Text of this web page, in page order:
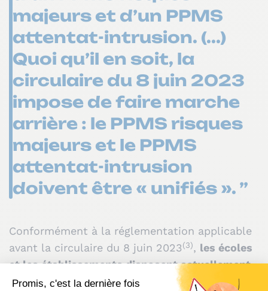
majeurs et d’un PPMS
attentat-intrusion. (...)
Quoi qu’il en soit, la
circulaire du 8 juin 2023
impose de faire marche
arrière : le PPMS risques
majeurs et le PPMS
attentat-intrusion
doivent être « unifiés ». ”
Conformément à la réglementation applicable
avant la circulaire du 8 juin 2023(3), les écoles
et les établissements disposent actuellement
d’un PPMS risques majeurs et d’un PPMS